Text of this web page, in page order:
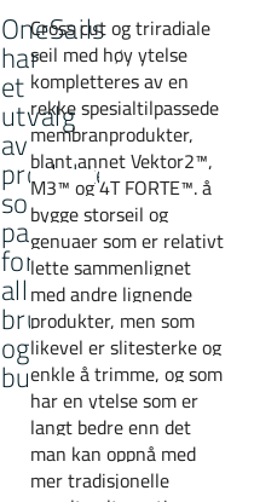
OneSails
har
et
utvalg
av
produkter
som
passer
for
alle
bruksområder
og
budsjetter
Cross cut og triradiale
seil med høy ytelse
kompletteres av en
rekke spesialtilpassede
membranprodukter,
blant annetVektor2™,
M3™ og4T FORTE™. å
bygge storseil og
genuaer som er relativt
lette sammenlignet
med andre lignende
produkter, men som
likevel er slitesterke og
enkle å trimme, og som
har en ytelse som er
langt bedre enn det
man kan oppnå med
mer tradisjonelle